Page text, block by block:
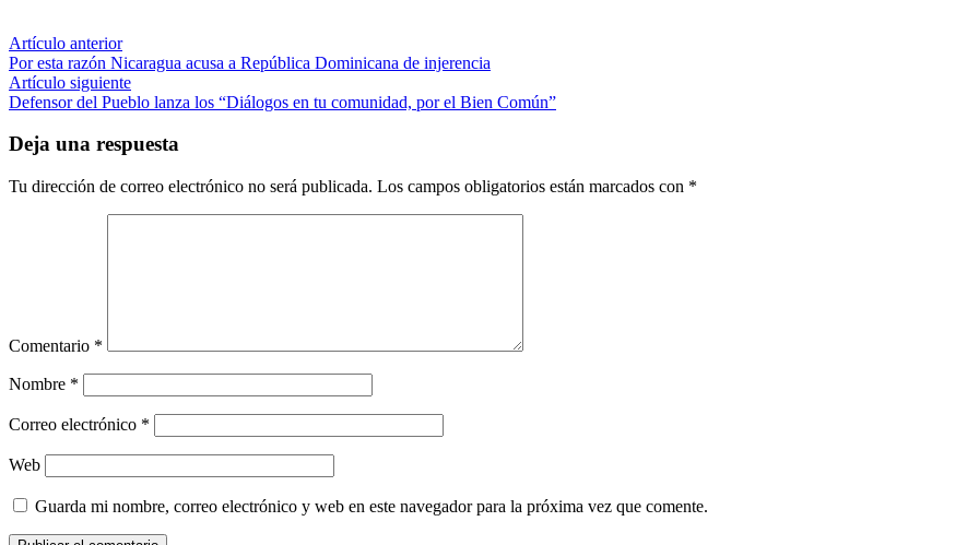
Navegación
de
entradas
Artículo anteriorArtículo
anterior:
Por esta razón Nicaragua acusa a República Dominicana de injerencia
Artículo siguienteArtículo
siguiente:
Defensor del Pueblo lanza los “Diálogos en tu comunidad, por el Bien Común”
Deja una respuesta
Tu dirección de correo electrónico no será publicada. Los campos obligatorios están marcados con *
Comentario *
Nombre *
Correo electrónico *
Web
Guarda mi nombre, correo electrónico y web en este navegador para la próxima vez que comente.